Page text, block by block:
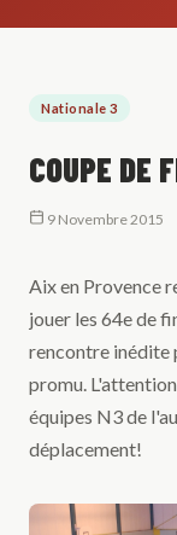
Nationale 3
COUPE DE
9 Novembre 2015
Aix en Provence
jouer les 64e de
rencontre inédite
promu.
équipes N3 de
déplacement!